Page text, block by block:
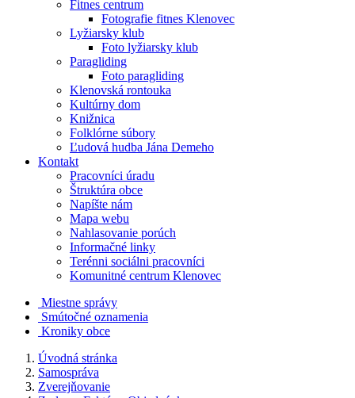
Fitnes centrum
Fotografie fitnes Klenovec
Lyžiarsky klub
Foto lyžiarsky klub
Paragliding
Foto paragliding
Klenovská rontouka
Kultúrny dom
Knižnica
Folklórne súbory
Ľudová hudba Jána Demeho
Kontakt
Pracovníci úradu
Štruktúra obce
Napíšte nám
Mapa webu
Nahlasovanie porúch
Informačné linky
Terénni sociálni pracovníci
Komunitné centrum Klenovec
Miestne správy
Smútočné oznamenia
Kroniky obce
Úvodná stránka
Samospráva
Zverejňovanie